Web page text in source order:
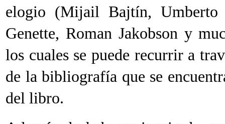
elogio (Mijail Bajtín, Umberto
Genette, Roman Jakobson y
los cuales se puede recurrir a
de la bibliografía que se
del libro.